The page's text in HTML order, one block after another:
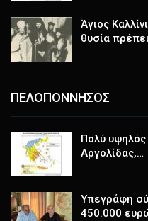
Άγιος
θυσία
ΠΕΛΟΠΟΝΝΗΣΟΣ
Πολύ υψηλός
Αργολίδας,…
Υπεγράφη
450.000